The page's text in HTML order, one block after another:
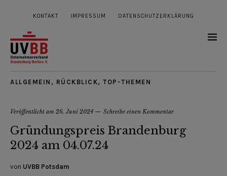
KONTAKT IMPRESSUM DATENSCHUTZERKLÄRUNG
ALLGEMEIN , RÜCKBLICK, TOP-THEMEN
Veröffentlicht am 26. Juni 2024 Schreibe einen Kommentar
Gründungspreis Brandenburg
2024 am 04.07.24
von UVBB Potsdam